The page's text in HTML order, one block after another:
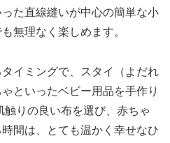
った直線縫いが中心の簡単な小
無理なく楽しめます。
イミングで、スタイ（よだれ
といったベビー用品を手作り
りの良い布を選び、赤ちゃ
間は、とても温かく幸せなひ